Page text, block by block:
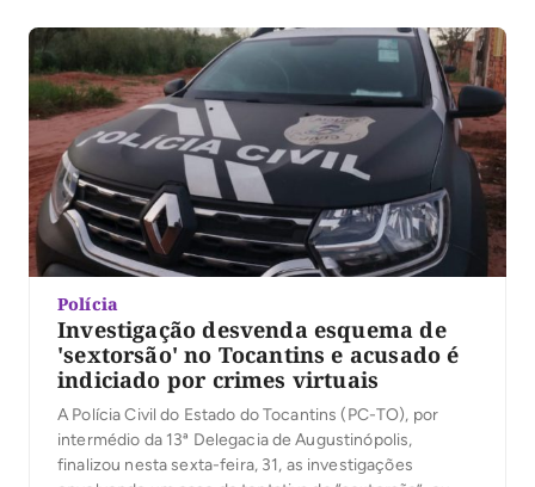
Polícia
Investigação desvenda esquema de
'sextorsão' no Tocantins e acusado é
indiciado por crimes virtuais
A Polícia Civil do Estado do Tocantins (PC-TO), por
intermédio da 13ª Delegacia de Augustinópolis,
finalizou nesta sexta-feira, 31, as investigações